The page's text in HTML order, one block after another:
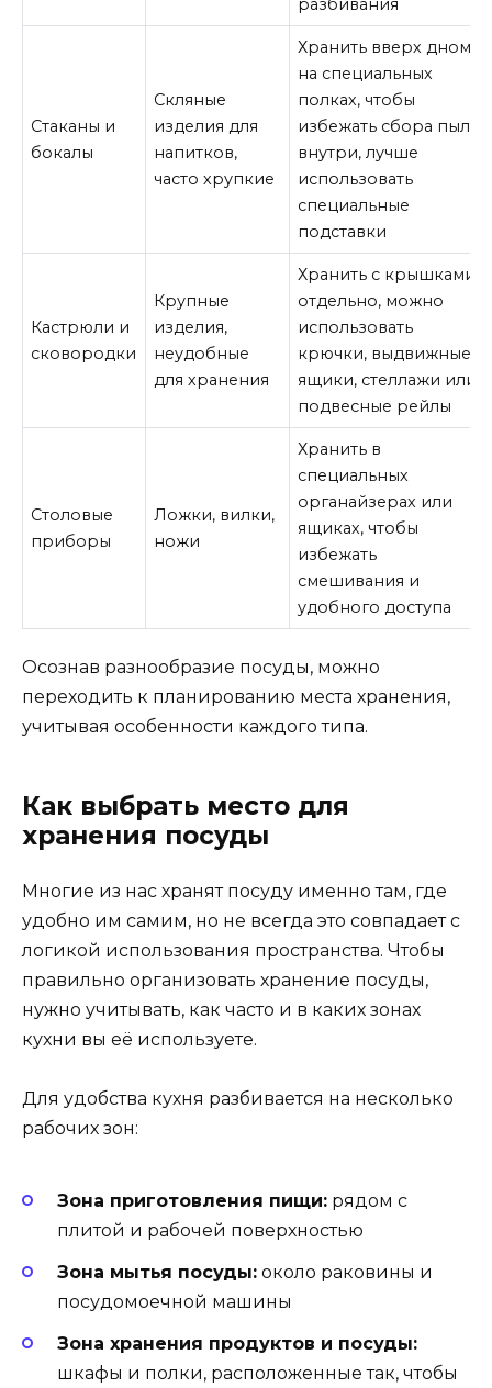
Стаканы и
бокалы
Скляные
изделия для
напитков,
часто хрупкие
Хранить вверх дном
на специальных
полках, чтобы
избежать сбора пыли
внутри, лучше
использовать
специальные
подставки
Кастрюли и
сковородки
Крупные
изделия,
неудобные
для хранения
Хранить с крышками
отдельно, можно
использовать
крючки, выдвижные
ящики, стеллажи или
подвесные рейлы
Столовые
приборы
Ложки, вилки,
ножи
Хранить в
специальных
органайзерах или
ящиках, чтобы
избежать
смешивания и
удобного доступа
Осознав разнообразие посуды, можно
переходить к планированию места хранения,
учитывая особенности каждого типа.
Как выбрать место для
хранения посуды
Многие из нас хранят посуду именно там, где
удобно им самим, но не всегда это совпадает с
логикой использования пространства. Чтобы
правильно организовать хранение посуды,
нужно учитывать, как часто и в каких зонах
кухни вы её используете.
Для удобства кухня разбивается на несколько
рабочих зон:
Зона приготовления пищи: рядом с
плитой и рабочей поверхностью
Зона мытья посуды: около раковины и
посудомоечной машины
Зона хранения продуктов и посуды:
шкафы и полки, расположенные так, чтобы